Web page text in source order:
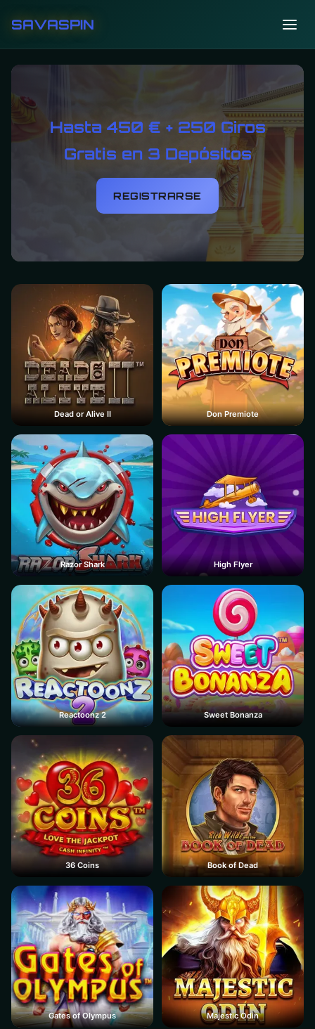
SAVASPIN
Hasta 450 € + 250 Giros
Gratis en 3 Depósitos
REGISTRARSE
Dead or Alive II Don Premiote
Razor Shark High Flyer
Reactoonz 2 Sweet Bonanza
36 Coins Book of Dead
Gates of Olympus Majestic Odin